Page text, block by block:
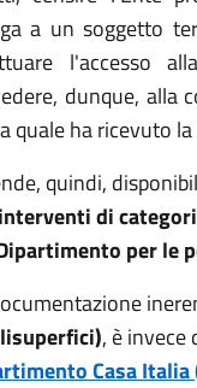
a un soggetto
l'accesso
dunque, alla
quale ha ricevuto
quindi,
interventi di
per le
, èinvece
Casa